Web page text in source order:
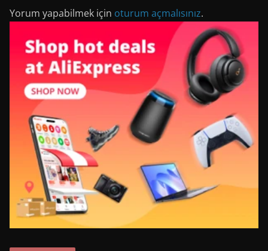
Yorum yapabilmek için oturum açmalısınız.